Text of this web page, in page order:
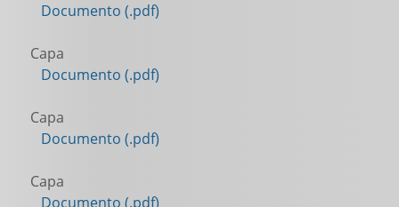
Documento (.pdf)
Capa
Documento (.pdf)
Capa
Documento (.pdf)
Capa
Documento (.pdf)